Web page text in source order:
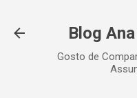
Blog
Gosto de